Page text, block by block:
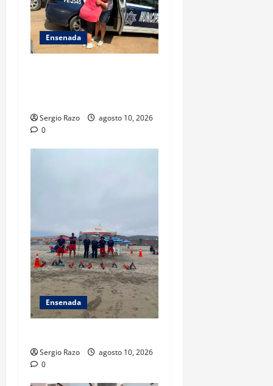
Ensenada
Sergio Razo
agosto 10, 2026
0
Ensenada
Sergio Razo
agosto 10, 2026
0